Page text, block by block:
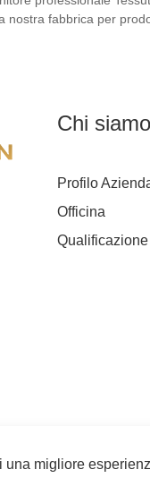
nostra fabbrica per
Chi siamo
Profilo
Officina
migliore